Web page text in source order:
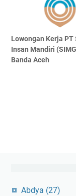
Lowongan Kerja PT
Insan Mandiri
Banda Aceh
Abdya (27)